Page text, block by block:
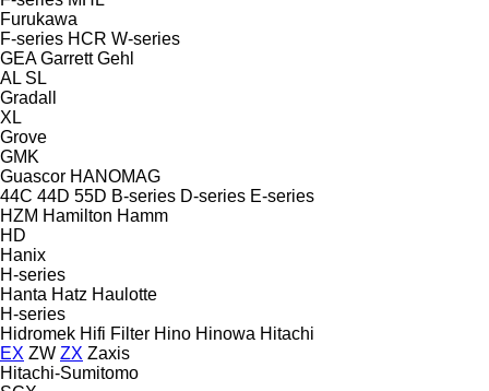
Furukawa
F-series HCR W-series
GEA Garrett Gehl
AL SL
Gradall
XL
Grove
GMK
Guascor HANOMAG
44C 44D 55D B-series D-series E-series
HZM Hamilton Hamm
HD
Hanix
H-series
Hanta Hatz Haulotte
H-series
Hidromek Hifi Filter Hino Hinowa Hitachi
EX ZW ZX Zaxis
Hitachi-Sumitomo